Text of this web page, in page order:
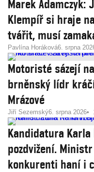
Marek Adamczyk:
Klempíř si hraje
tvářit, musí
Pavlína Horáková6. srpna
Motoristé sázejí
brněnský lídr
Mrázové
Jiří Sezemský6. srpna 2026
Kandidatura
pozdvižení.
konkurenti haní i